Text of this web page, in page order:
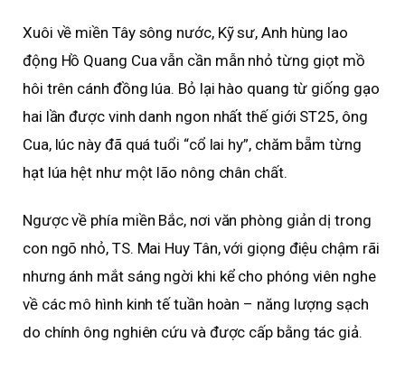
Xuôi về miền Tây sông nước, Kỹ sư, Anh hùng lao
động Hồ Quang Cua vẫn cần mẫn nhỏ từng giọt mồ
hôi trên cánh đồng lúa. Bỏ lại hào quang từ giống gạo
hai lần được vinh danh ngon nhất thế giới ST25, ông
Cua, lúc này đã quá tuổi “cổ lai hy”, chăm bẵm từng
hạt lúa hệt như một lão nông chân chất.
Ngược về phía miền Bắc, nơi văn phòng giản dị trong
con ngõ nhỏ, TS. Mai Huy Tân, với giọng điệu chậm rãi
nhưng ánh mắt sáng ngời khi kể cho phóng viên nghe
về các mô hình kinh tế tuần hoàn – năng lượng sạch
do chính ông nghiên cứu và được cấp bằng tác giả.